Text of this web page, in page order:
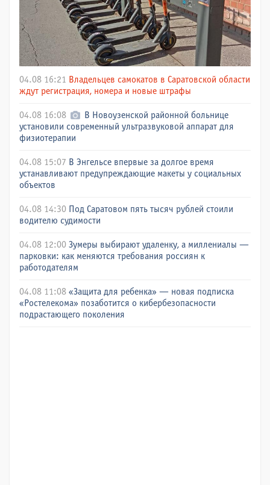
04.08 16:21
Владельцев самокатов в Саратовской области
ждут регистрация, номера и новые штрафы
04.08 16:08
В Новоузенской районной больнице
установили современный ультразвуковой аппарат для
физиотерапии
04.08 15:07 В Энгельсе впервые за долгое время
устанавливают предупреждающие макеты у социальных
объектов
04.08 14:30 Под Саратовом пять тысяч рублей стоили
водителю судимости
04.08 12:00 Зумеры выбирают удаленку, а миллениалы —
парковки: как меняются требования россиян к
работодателям
04.08 11:08 «Защита для ребенка» — новая подписка
«Ростелекома» позаботится о кибербезопасности
подрастающего поколения